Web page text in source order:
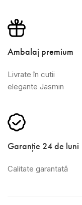
Ambalaj premium
Livrate în cutii
elegante Jasmin
Garanție 24 de luni
Calitate garantată